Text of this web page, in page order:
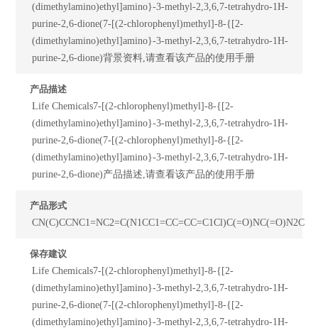
(dimethylamino)ethyl]amino}-3-methyl-2,3,6,7-tetrahydro-1H-
purine-2,6-dione(7-[(2-chlorophenyl)methyl]-8-{[2-
(dimethylamino)ethyl]amino}-3-methyl-2,3,6,7-tetrahydro-1H-
purine-2,6-dione)背景资料,请查看该产品的使用手册
产品描述
Life Chemicals7-[(2-chlorophenyl)methyl]-8-{[2-
(dimethylamino)ethyl]amino}-3-methyl-2,3,6,7-tetrahydro-1H-
purine-2,6-dione(7-[(2-chlorophenyl)methyl]-8-{[2-
(dimethylamino)ethyl]amino}-3-methyl-2,3,6,7-tetrahydro-1H-
purine-2,6-dione)产品描述,请查看该产品的使用手册
产品形式
CN(C)CCNC1=NC2=C(N1CC1=CC=CC=C1Cl)C(=O)NC(=O)N2C
保存建议
Life Chemicals7-[(2-chlorophenyl)methyl]-8-{[2-
(dimethylamino)ethyl]amino}-3-methyl-2,3,6,7-tetrahydro-1H-
purine-2,6-dione(7-[(2-chlorophenyl)methyl]-8-{[2-
(dimethylamino)ethyl]amino}-3-methyl-2,3,6,7-tetrahydro-1H-